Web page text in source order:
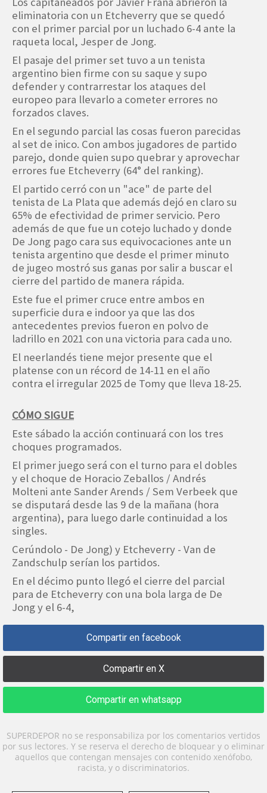
eliminatoria con un Etcheverry que se quedó
con el primer parcial por un luchado 6-4 ante la
raqueta local, Jesper de Jong.
El pasaje del primer set tuvo a un tenista
argentino bien firme con su saque y supo
defender y contrarrestar los ataques del
europeo para llevarlo a cometer errores no
forzados claves.
En el segundo parcial las cosas fueron parecidas
al set de inico. Con ambos jugadores de partido
parejo, donde quien supo quebrar y aprovechar
errores fue Etcheverry (64° del ranking).
El partido cerró con un "ace" de parte del
tenista de La Plata que además dejó en claro su
65% de efectividad de primer servicio. Pero
además de que fue un cotejo luchado y donde
De Jong pago cara sus equivocaciones ante un
tenista argentino que desde el primer minuto
de jugeo mostró sus ganas por salir a buscar el
cierre del partido de manera rápida.
Este fue el primer cruce entre ambos en
superficie dura e indoor ya que las dos
antecedentes previos fueron en polvo de
ladrillo en 2021 con una victoria para cada uno.
El neerlandés tiene mejor presente que el
platense con un récord de 14-11 en el año
contra el irregular 2025 de Tomy que lleva 18-25.
CÓMO SIGUE
Este sábado la acción continuará con los tres
choques programados.
El primer juego será con el turno para el dobles
y el choque de Horacio Zeballos / Andrés
Molteni ante Sander Arends / Sem Verbeek que
se disputará desde las 9 de la mañana (hora
argentina), para luego darle continuidad a los
singles.
Cerúndolo - De Jong) y Etcheverry - Van de
Zandschulp serían los partidos.
En el décimo punto llegó el cierre del parcial
para de Etcheverry con una bola larga de De
Jong y el 6-4,
Compartir en facebook
Compartir en X
Compartir en whatsapp
SUPERDEPOR no se responsabiliza por los comentarios vertidos
por sus lectores. Y se reserva el derecho de bloquear y o eliminar
aquellos que contengan mensajes con contenido xenófobo,
racista, y o discriminatorios.